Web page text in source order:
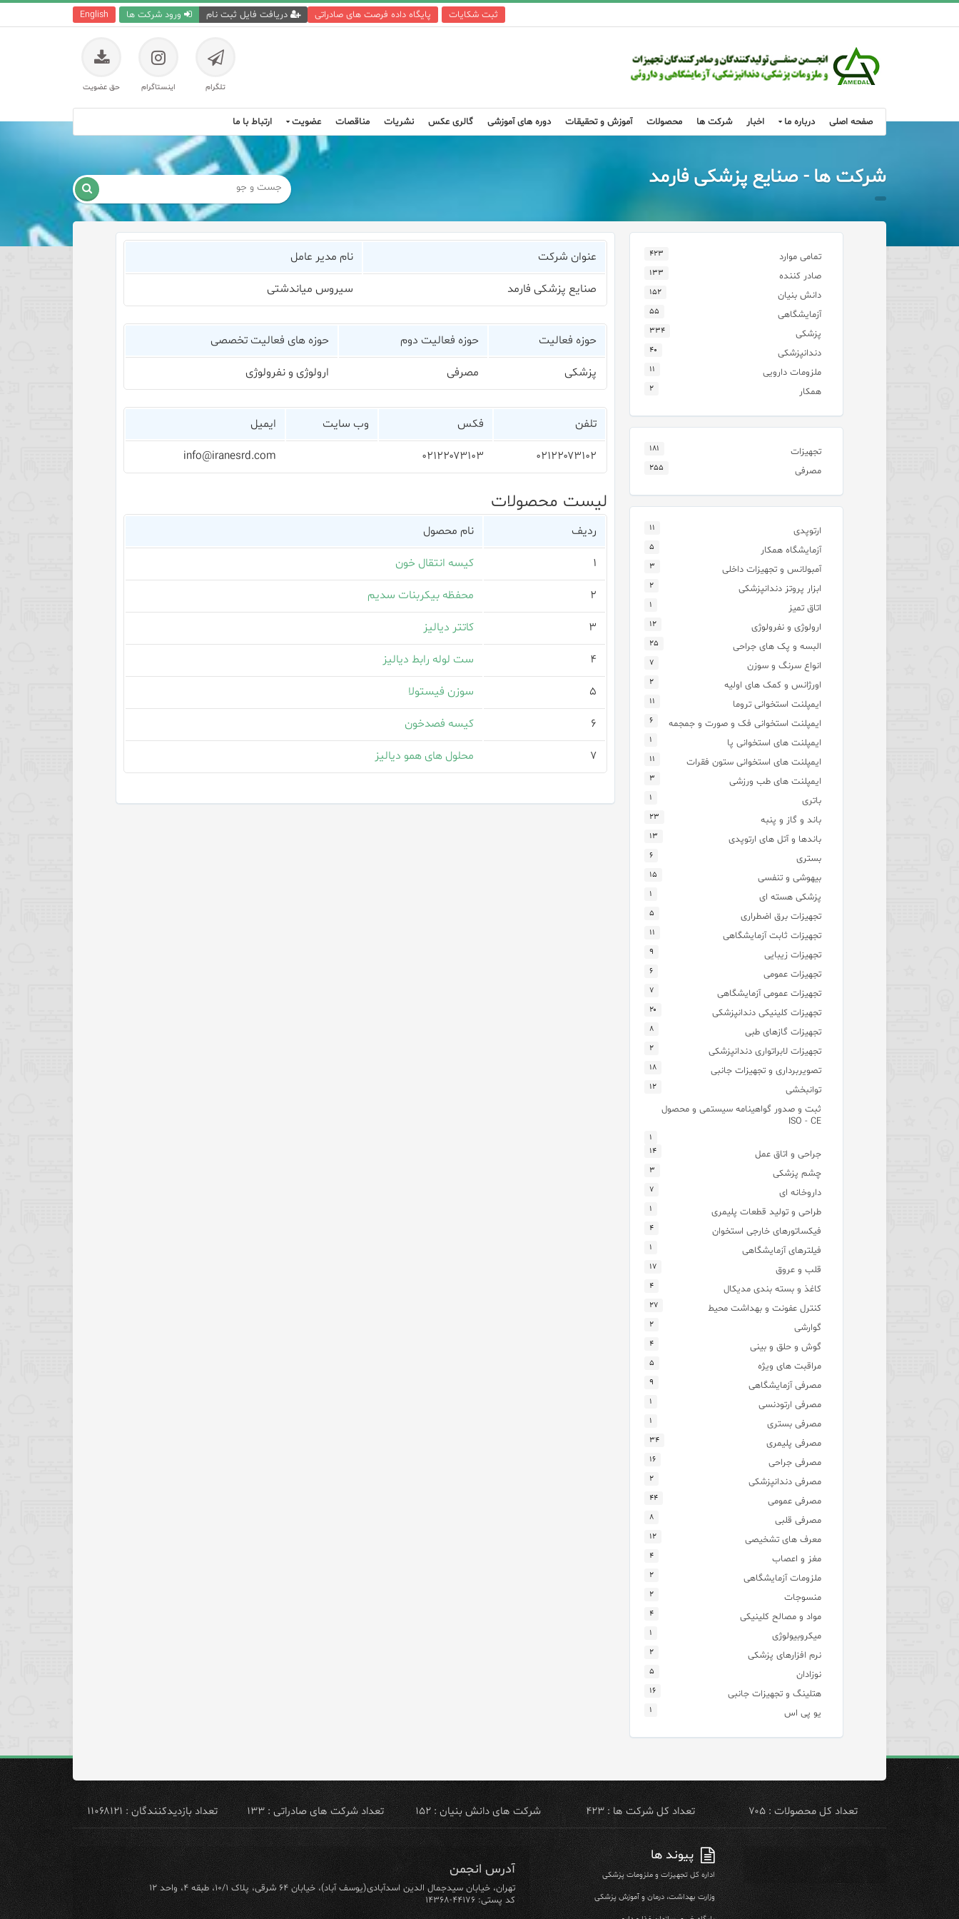
English ورود شرکت ها دریافت فایل ثبت نام پایگاه داده فرصت های صادراتی ثبت شکایات
تلگرام اینستاگرام حق عضویت
صفحه اصلی درباره ما اخبار شرکت ها محصولات آموزش و تحقیقات دوره های آموزشی گالری عکس نشریات مناقصات عضویت ارتباط با ما
شرکت ها - صنایع پزشکی فارمد 
عنوان شرکت نام مدیر عامل
صنایع پزشکی فارمد سیروس میاندشتی
حوزه فعالیت حوزه فعالیت دوم حوزه های فعالیت تخصصی
پزشکی مصرفی ارولوژی و نفرولوژی
تلفن فکس وب سایت ایمیل
۰۲۱۲۲۰۷۳۱۰۲ ۰۲۱۲۲۰۷۳۱۰۳ info@iranesrd.com
لیست محصولات
ردیف نام محصول
۱ کیسه انتقال خون
۲ محفظه بیکربنات سدیم
۳ کاتتر دیالیز
۴ ست لوله رابط دیالیز
۵ سوزن فیستولا
۶ کیسه فصدخون
۷ محلول های همو دیالیز
تمامی موارد ۴۲۳
صادر کننده ۱۳۳
دانش بنیان ۱۵۲
آزمایشگاهی ۵۵
پزشکی ۳۳۴
دندانپزشکی ۴۰
ملزومات دارویی ۱۱
همکار ۲
تجهیزات ۱۸۱
مصرفی ۲۵۵
ارتوپدی ۱۱
آزمایشگاه همکار ۵
آمبولانس و تجهیزات داخلی ۳
ابزار پروتز دندانپزشکی ۲
اتاق تمیز ۱
ارولوژی و نفرولوژی ۱۲
البسه و پک های جراحی ۲۵
انواع سرنگ و سوزن ۷
اورژانس و کمک های اولیه ۲
ایمپلنت استخوانی تروما ۱۱
ایمپلنت استخوانی فک و صورت و جمجمه ۶
ایمپلنت های استخوانی پا ۱
ایمپلنت های استخوانی ستون فقرات ۱۱
ایمپلنت های طب ورزشی ۳
باتری ۱
باند و گاز و پنبه ۲۳
باندها و آتل های ارتوپدی ۱۳
بستری ۶
بیهوشی و تنفسی ۱۵
پزشکی هسته ای ۱
تجهیزات برق اضطراری ۵
تجهیزات ثابت آزمایشگاهی ۱۱
تجهیزات زیبایی ۹
تجهیزات عمومی ۶
تجهیزات عمومی آزمایشگاهی ۷
تجهیزات کلینیکی دندانپزشکی ۲۰
تجهیزات گازهای طبی ۸
تجهیزات لابراتواری دندانپزشکی ۲
تصویربرداری و تجهیزات جانبی ۱۸
توانبخشی ۱۲
ثبت و صدور گواهینامه سیستمی و محصول
ISO - CE
۱
جراحی و اتاق عمل ۱۴
چشم پزشکی ۳
داروخانه ای ۷
طراحی و تولید قطعات پلیمری ۱
فیکساتورهای خارجی استخوان ۴
فیلترهای آزمایشگاهی ۱
قلب و عروق ۱۷
کاغذ و بسته بندی مدیکال ۴
کنترل عفونت و بهداشت محیط ۲۷
گوارشی ۲
گوش و حلق و بینی ۴
مراقبت های ویژه ۵
مصرفی آزمایشگاهی ۹
مصرفی ارتودنسی ۱
مصرفی بستری ۱
مصرفی پلیمری ۳۴
مصرفی جراحی ۱۶
مصرفی دندانپزشکی ۲
مصرفی عمومی ۴۴
مصرفی قلبی ۸
معرف های تشخیصی ۱۲
مغز و اعصاب ۴
ملزومات آزمایشگاهی ۲
منسوجات ۲
مواد و مصالح کلینیکی ۴
میکروبیولوژی ۱
نرم افزارهای پزشکی ۲
نوزادان ۵
هتلینگ و تجهیزات جانبی ۱۶
یو پی اس ۱
تعداد کل محصولات : ۷۰۵ تعداد کل شرکت ها : ۴۲۳ شرکت های دانش بنیان : ۱۵۲ تعداد شرکت های صادراتی : ۱۳۳ تعداد بازدیدکنندگان : ۱۱۰۶۸۱۲۱
پیوند ها
اداره کل تجهیزات و ملزومات پزشکی
وزارت بهداشت، درمان و آموزش پزشکی
آدرس انجمن
تهران، خیابان سیدجمال الدین اسدآبادی(یوسف آباد)، خیابان ۶۴ شرقی، پلاک ۱۰/۱، طبقه ۴، واحد ۱۲
کد پستی: ۴۴۱۷۶-۱۴۳۶۸